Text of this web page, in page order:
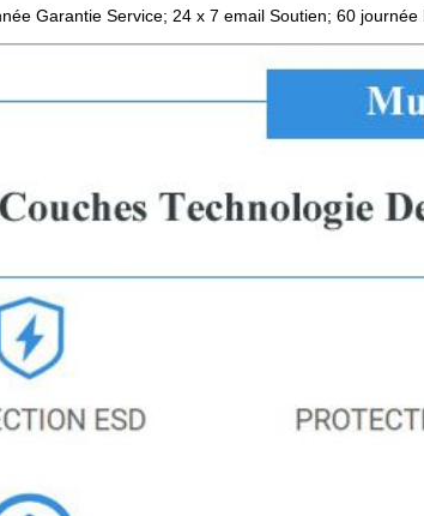
Garantie Service; 24 x 7 email Soutien; 60 journée